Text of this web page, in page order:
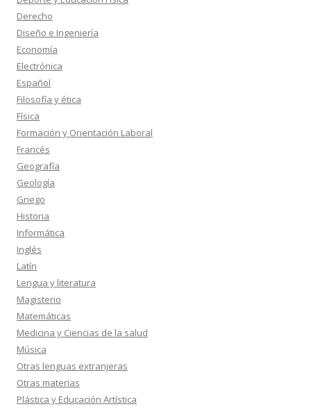
Derecho
Diseño e Ingeniería
Economía
Electrónica
Español
Filosofía y ética
Física
Formación y Orientación Laboral
Francés
Geografía
Geología
Griego
Historia
Informática
Inglés
Latín
Lengua y literatura
Magisterio
Matemáticas
Medicina y Ciencias de la salud
Música
Otras lenguas extranjeras
Otras materias
Plástica y Educación Artística